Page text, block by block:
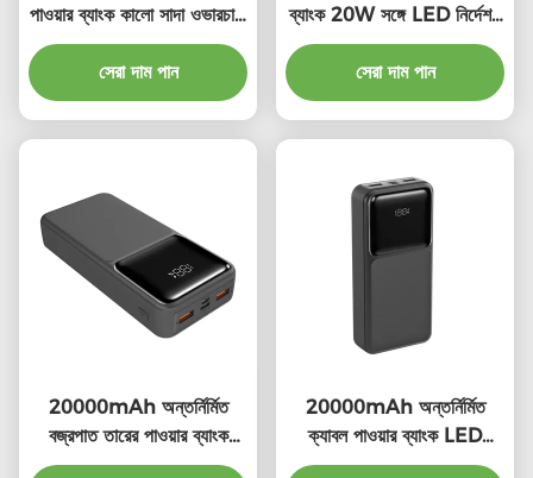
পাওয়ার ব্যাংক কালো সাদা ওভারচার্জ
সুরক্ষা
সেরা দাম পান
ব্যাংক 20W সঙ্গে LED নির্দেশক
লাইট
সেরা দাম পান
20000mAh অন্তর্নির্মিত
বজ্রপাত তারের পাওয়ার ব্যাংক
পোর্টেবল
20000mAh অন্তর্নির্মিত
ক্যাবল পাওয়ার ব্যাংক LED
নির্দেশক আলো সহ পোর্টেবল